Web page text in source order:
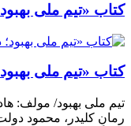
کتاب «تیم ملی
کتاب «تیم ملی
رمانِ کلیدر، محمود